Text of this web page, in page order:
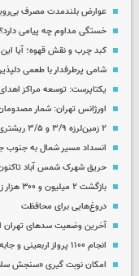
عوارض بلندمدت مصرف
خستگی مداوم چه پیامی دارد؟ ۵ نشانه کمبود اکسیژن خون که باید جدی گرفت
کبد چرب و نقش قهوه؛ آیا
شامی پرطرفدار با طعمی
یکتاپرست: توسعه مراکز
اورژانس تهران: شمار مصدومان
۲ زمین‌لرزه ۳/۹ و ۳/۵ ریشتری هرمزگان را لرزاند
انسداد مسیر شمال به جنوب
حریق شهرک شمس آباد
بازگشت ۲ میلیون و ۳۰۰ هزار زائر اربعین به کشور
دروغ‌هایی برای محافظت
آخرین وضعیت سدهای تهران
انجام ۱۱۰۰ پرواز اربعینی و جابه‌جایی ۱۴۱ هزار زائر تا ۱۲ مرداد
امکان نوبت گیری «سنجش